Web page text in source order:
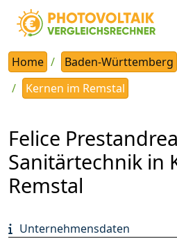
Home Baden-Württemberg
Kernen im Remstal
Felice Prestandrea
Sanitärtechnik in
Remstal
Unternehmensdaten